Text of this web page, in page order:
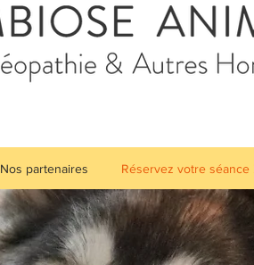
Nos partenaires Réservez votre séance